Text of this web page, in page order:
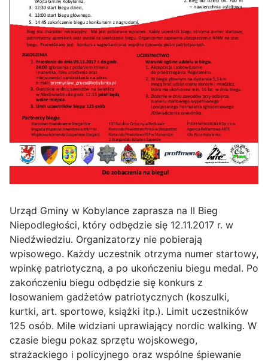
Urząd Gminy w Kobylance zaprasza na II Bieg
Niepodległości, który odbędzie się 12.11.2017 r. w
Niedźwiedziu. Organizatorzy nie pobierają
wpisowego. Każdy uczestnik otrzyma numer startowy,
wpinkę patriotyczną, a po ukończeniu biegu medal. Po
zakończeniu biegu odbędzie się konkurs z
losowaniem gadżetów patriotycznych (koszulki,
kurtki, art. sportowe, książki itp.). Limit uczestników
125 osób. Mile widziani uprawiający nordic walking. W
czasie biegu pokaz sprzętu wojskowego,
strażackiego i policyjnego oraz wspólne śpiewanie